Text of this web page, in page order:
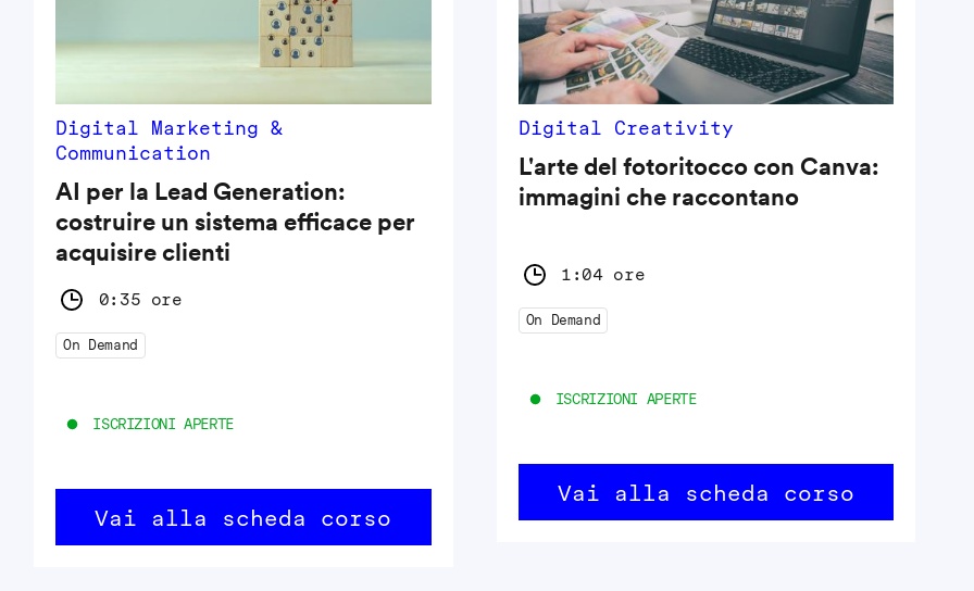
Digital Marketing &
Communication
AI per la Lead Generation:
costruire un sistema efficace per
acquisire clienti
0:35 ore
On Demand
ISCRIZIONI APERTE
Vai alla scheda corso
Digital Creativity
L'arte del fotoritocco con Canva:
immagini che raccontano
1:04 ore
On Demand
ISCRIZIONI APERTE
Vai alla scheda corso